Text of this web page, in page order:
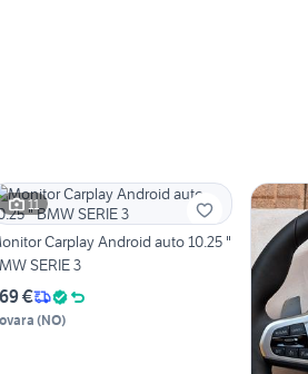
11
Carplay Android auto 10.25 "
SERIE 3
€
(NO)